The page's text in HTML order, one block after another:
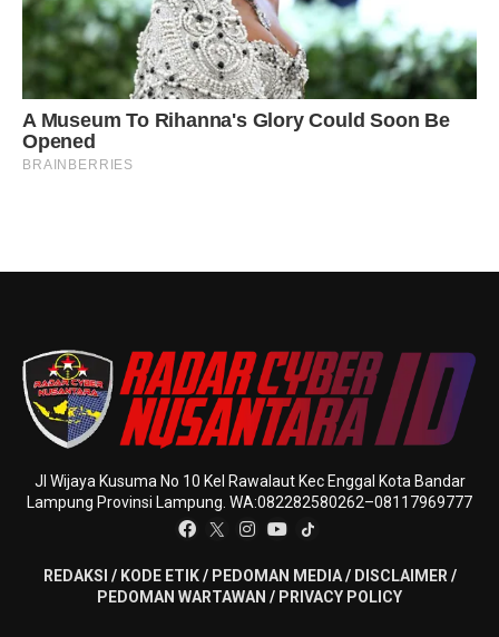
Jl Wijaya Kusuma No 10 Kel Rawalaut Kec Enggal Kota Bandar
Lampung Provinsi Lampung. WA:082282580262–08117969777
REDAKSI / KODE ETIK/ PEDOMAN MEDIA/ DISCLAIMER/
PEDOMAN WARTAWAN / PRIVACY POLICY